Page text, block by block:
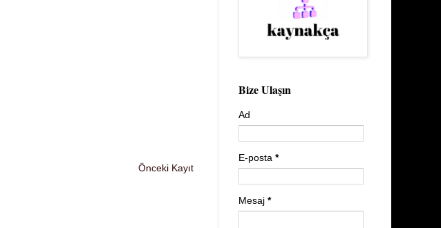
Önceki Kayıt
Bize Ulaşın
Ad
E-posta *
Mesaj *